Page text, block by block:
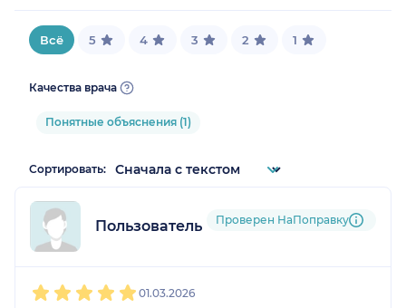
Всё 5 4 3 2 1
Качества врача
Понятные объяснения (1)
Сортировать:
Пользователь НаПоправку
Проверен НаПоправку
01.03.2026